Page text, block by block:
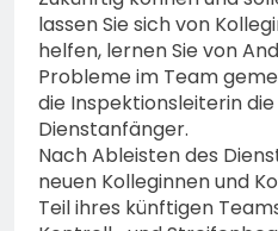
lassen Sie sich von
helfen, lernen Sie von
Probleme im Team
die Inspektionsleiterin
Dienstanfänger.
Nach Ableisten des
neuen Kolleginnen und
Teil ihres künftigen